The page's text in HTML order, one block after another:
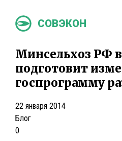
СОВЭКОН
Минсельхоз РФ
подготовит
госпрограмму
22 января 2014
Блог
0